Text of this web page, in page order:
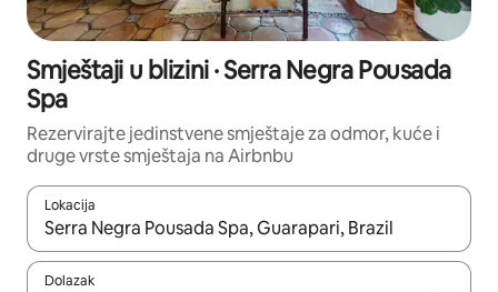
Smještaji u blizini · Serra Negra Pousada
Spa
Rezervirajte jedinstvene smještaje za odmor, kuće i
druge vrste smještaja na Airbnbu
Lokacija
Kada budu dostupni rezultati, moći ćete ih pregledati
Dolazak